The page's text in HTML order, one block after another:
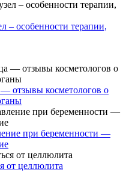
– особенности терапии,
отзывы косметологов о
при беременности —
от целлюлита